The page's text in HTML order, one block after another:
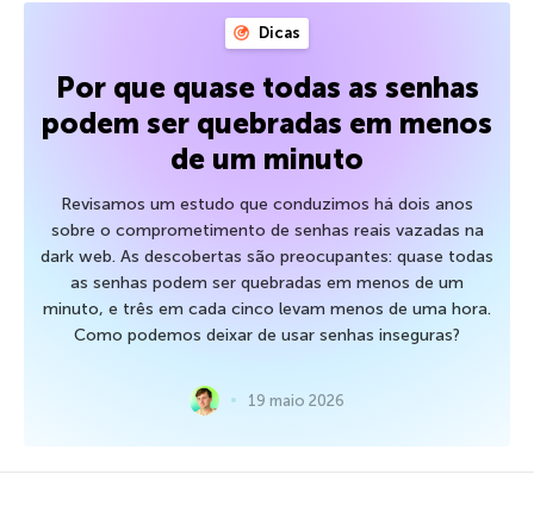
Dicas
Por que quase todas as senhas
podem ser quebradas em menos
de um minuto
Revisamos um estudo que conduzimos há dois anos
sobre o comprometimento de senhas reais vazadas na
dark web. As descobertas são preocupantes: quase todas
as senhas podem ser quebradas em menos de um
minuto, e três em cada cinco levam menos de uma hora.
Como podemos deixar de usar senhas inseguras?
19 maio 2026